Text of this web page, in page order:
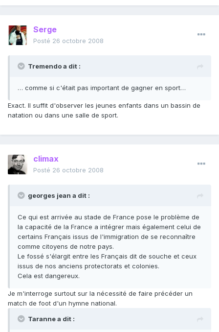
Serge
Posté 26 octobre 2008
Tremendo a dit :
… comme si c'était pas important de gagner en sport…
Exact. Il suffit d'observer les jeunes enfants dans un bassin de
natation ou dans une salle de sport.
climax
Posté 26 octobre 2008
georges jean a dit :
Ce qui est arrivée au stade de France pose le problème de
la capacité de la France a intégrer mais également celui de
certains Français issus de l'immigration de se reconnaître
comme citoyens de notre pays.
Le fossé s'élargit entre les Français dit de souche et ceux
issus de nos anciens protectorats et colonies.
Cela est dangereux.
Je m'interroge surtout sur la nécessité de faire précéder un
match de foot d'un hymne national.
Taranne a dit :